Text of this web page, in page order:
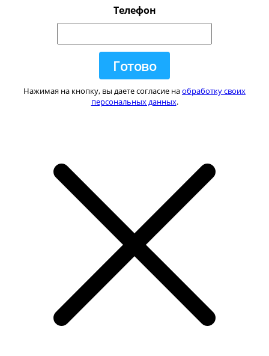
Телефон
Нажимая на кнопку, вы даете согласие наобработку своих
персональных данных.